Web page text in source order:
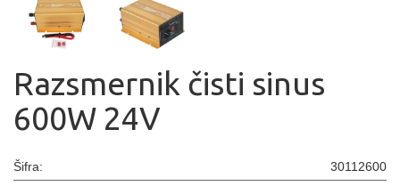
Razsmernik čisti sinus
600W 24V
Šifra:
30112600